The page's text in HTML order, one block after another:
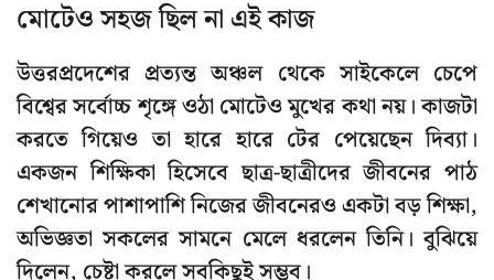
মোটেও সহজ ছিল না এই কাজ
উত্তরপ্রদেশের প্রত্যন্ত অঞ্চল থেকে সাইকেলে চেপে
বিশ্বের সর্বোচ্চ শৃঙ্গে ওঠা মোটেও মুখের কথা নয়। কাজটা
করতে গিয়েও তা হারে হারে টের পেয়েছেন দিব্যা।
একজন শিক্ষিকা হিসেবে ছাত্র-ছাত্রীদের জীবনের পাঠ
শেখানোর পাশাপাশি নিজের জীবনেরও একটা বড় শিক্ষা,
অভিজ্ঞতা সকলের সামনে মেলে ধরলেন তিনি। বুঝিয়ে
দিলেন, চেষ্টা করলে সবকিছুই সম্ভব।